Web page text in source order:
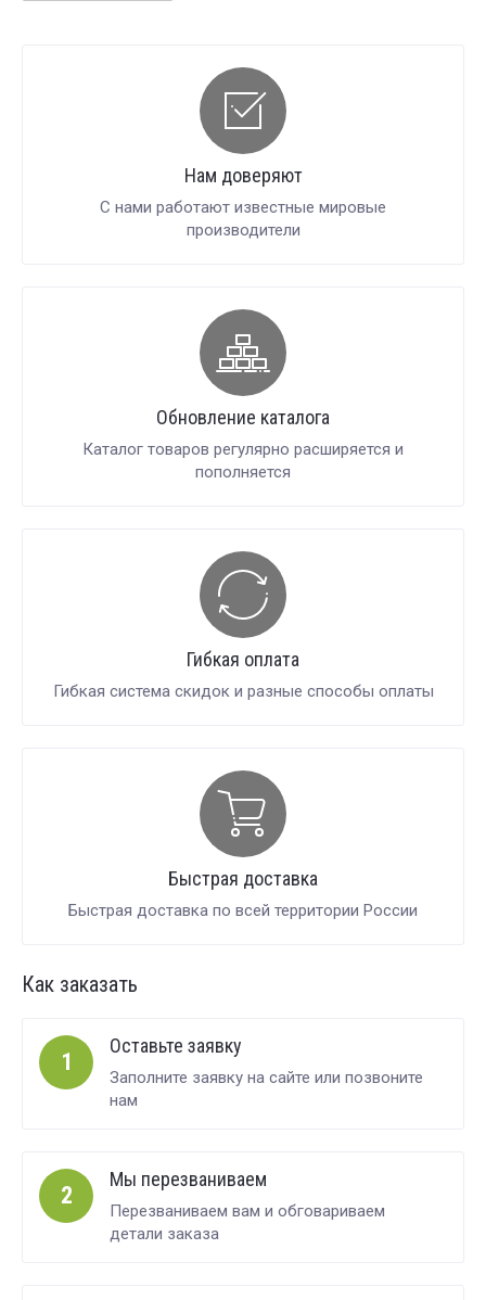
Нам доверяют
С нами работают известные мировые
производители
Обновление каталога
Каталог товаров регулярно расширяется и
пополняется
Гибкая оплата
Гибкая система скидок и разные способы оплаты
Быстрая доставка
Быстрая доставка по всей территории России
Как заказать
1
Оставьте заявку
Заполните заявку на сайте или позвоните
нам
2
Мы перезваниваем
Перезваниваем вам и обговариваем
детали заказа